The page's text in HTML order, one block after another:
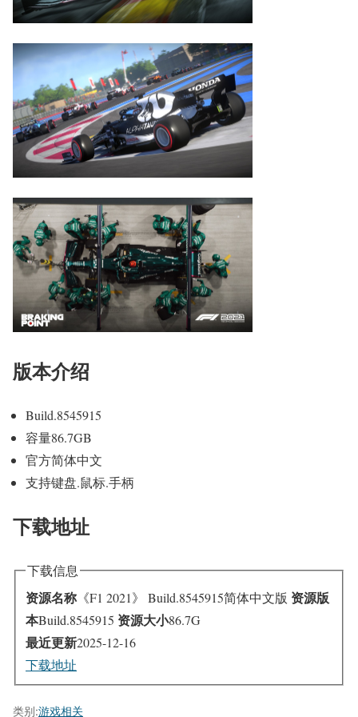
版本介绍
Build.8545915
容量86.7GB
官方简体中文
支持键盘.鼠标.手柄
下载地址
下载信息
资源名称 《F1 2021》 Build.8545915简体中文版 资源版
本Build.8545915 资源大小86.7G
最近更新2025-12-16
下载地址
类别:游戏相关